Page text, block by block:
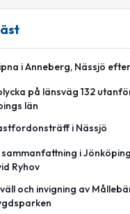
i Anneberg, Nässjö
på länsväg 132
län
i Nässjö
i
Ryhov
och invigning av